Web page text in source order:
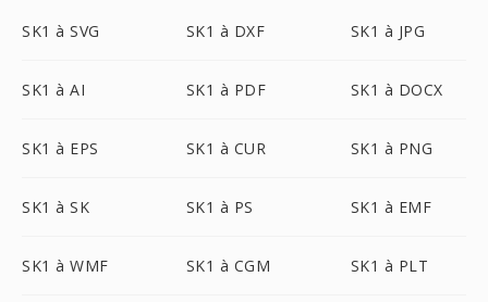
SK1 à SVG SK1 à DXF SK1 à JPG
SK1 à AI SK1 à PDF SK1 à DOCX
SK1 à EPS SK1 à CUR SK1 à PNG
SK1 à SK SK1 à PS SK1 à EMF
SK1 à WMF SK1 à CGM SK1 à PLT